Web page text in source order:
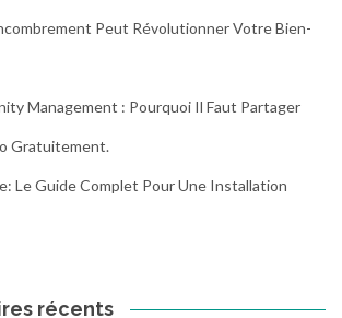
Peut Révolutionner Votre Bien-
Management : Pourquoi Il Faut Partager
Gratuitement.
Le Guide Complet Pour Une Installation
récents